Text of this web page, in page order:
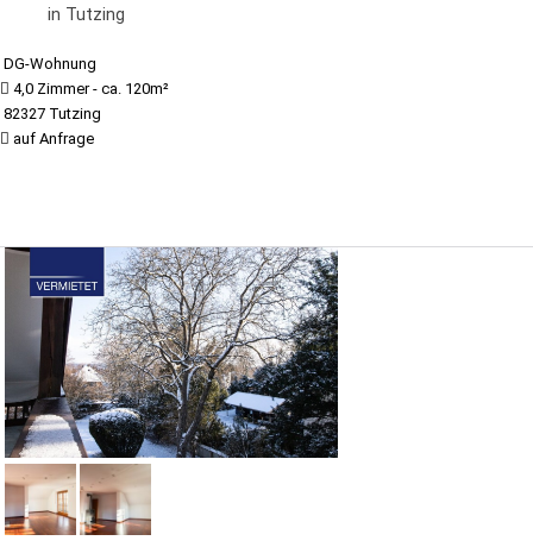
in Tutzing
DG-Wohnung
4,0 Zimmer - ca. 120m²
82327 Tutzing
auf Anfrage